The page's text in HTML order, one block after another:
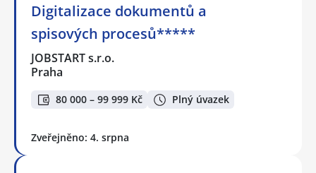
Digitalizace dokumentů a
spisových procesů*****
JOBSTART s.r.o.
Praha
80 000 – 99 999 Kč Plný úvazek
Zveřejněno: 4. srpna